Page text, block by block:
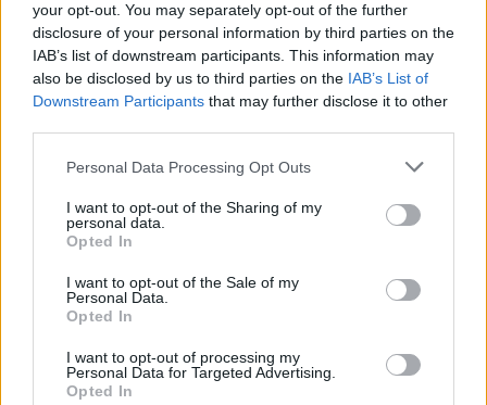
your opt-out. You may separately opt-out of the further
disclosure of your personal information by third parties on the
IAB’s list of downstream participants. This information may
also be disclosed by us to third parties on the IAB’s List of
Downstream Participants that may further disclose it to other
Please note that this website/app uses one or more Google
not limited to your visit or usage behaviour. You may click to
grant or deny consent to Google and its third-party tags to
use your data for below specified purposes in below Google
consent section.
Personal Data Processing Opt Outs
I want to opt-out of the Sharing of my
personal data.
Opted In
I want to opt-out of the Sale of my
Personal Data.
Opted In
I want to opt-out of processing my
Personal Data for Targeted Advertising.
Opted In
Ennek a térnek a másik oldalába tervezte Heltai
Xavér a képen látható fantasztikusMercedes-
bemutatótermet. Ha ez a diplomterv (!)
megvalósulna, eléggé feldobná a városképet. Kép
forrása.